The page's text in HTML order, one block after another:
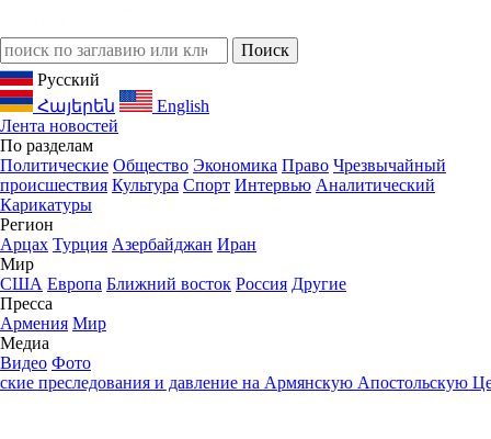
Русский
Հայերեն
English
Лента новостей
По разделам
Политические Общество Экономика Право Чрезвычайный
происшествия Культура Спорт Интервью Аналитический
Карикатуры
Регион
Арцах Турция Азербайджан Иран
Мир
США Европа Ближний восток Россия Другие
Пресса
Армения Мир
Медиа
Видео Фото
и давление на Армянскую Апостольскую